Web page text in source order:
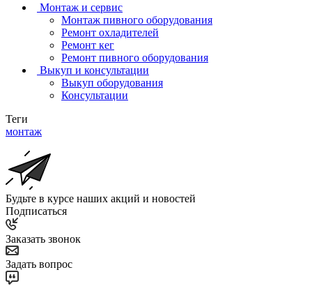
Монтаж и сервис
Монтаж пивного оборудования
Ремонт охладителей
Ремонт кег
Ремонт пивного оборудования
Выкуп и консультации
Выкуп оборудования
Консультации
Теги
монтаж
Будьте в курсе наших акций и новостей
Подписаться
Заказать звонок
Задать вопрос